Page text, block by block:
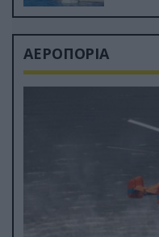
ΑΕΡΟΠΟΡΙΑ